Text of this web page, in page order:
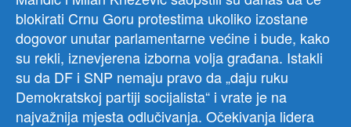
blokirati Crnu Goru protestima ukoliko izostane
dogovor unutar parlamentarne većine i bude, kako
su rekli, iznevjerena izborna volja građana. Istakli
su da DF i SNP nemaju pravo da „daju ruku
Demokratskoj partiji socijalista“ i vrate je na
najvažnija mjesta odlučivanja. Očekivanja lidera